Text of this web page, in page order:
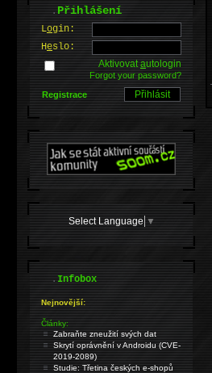
.Přihlášení
Login:
Heslo:
Aktivovatautologin
Forgot your password?
Registrace
Select Language ▼
.Infobox
Nejnovější:
Články:
Zabraňte zneužití svých dat
Skrytí oprávnění v Androidu (CVE-
2019-2089)
Studie: Třetina českých e-shopů